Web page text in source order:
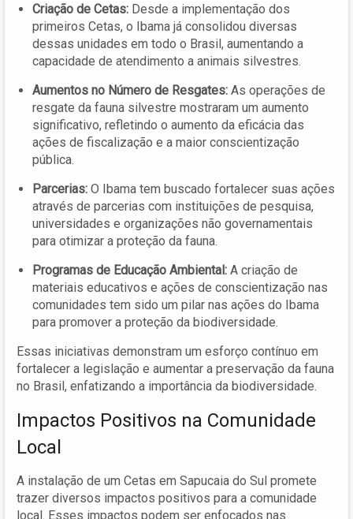
Criação de Cetas: Desde a implementação dos
primeiros Cetas, o Ibama já consolidou diversas
dessas unidades em todo o Brasil, aumentando a
capacidade de atendimento a animais silvestres.
Aumentos no Número de Resgates: As operações de
resgate da fauna silvestre mostraram um aumento
significativo, refletindo o aumento da eficácia das
ações de fiscalização e a maior conscientização
pública.
Parcerias: O Ibama tem buscado fortalecer suas ações
através de parcerias com instituições de pesquisa,
universidades e organizações não governamentais
para otimizar a proteção da fauna.
Programas de Educação Ambiental: A criação de
materiais educativos e ações de conscientização nas
comunidades tem sido um pilar nas ações do Ibama
para promover a proteção da biodiversidade.
Essas iniciativas demonstram um esforço contínuo em
fortalecer a legislação e aumentar a preservação da fauna
no Brasil, enfatizando a importância da biodiversidade.
Impactos Positivos na Comunidade
Local
A instalação de um Cetas em Sapucaia do Sul promete
trazer diversos impactos positivos para a comunidade
local. Esses impactos podem ser enfocados nas